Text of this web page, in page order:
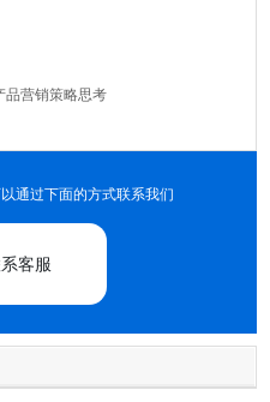
品营销策略思考
通过下面的方式联系我们
客服